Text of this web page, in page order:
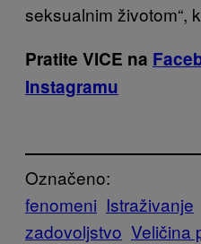
seksualnim životom“,
Pratite VICE na
Instagramu
Označeno:
fenomeni Istraživanje
zadovoljstvo Veličina